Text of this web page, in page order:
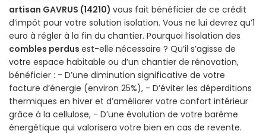
artisan GAVRUS (14210) vous fait bénéficier de ce crédit
d’impôt pour votre solution isolation. Vous ne lui devrez qu’1
euro à régler à la fin du chantier. Pourquoi l’isolation des
combles perdus est-elle nécessaire ? Qu’il s’agisse de
votre espace habitable ou d’un chantier de rénovation,
bénéficier : - D’une diminution significative de votre
facture d’énergie (environ 25%), - D’éviter les déperditions
thermiques en hiver et d’améliorer votre confort intérieur
grâce à la cellulose, - D’une évolution de votre barème
énergétique qui valorisera votre bien en cas de revente.